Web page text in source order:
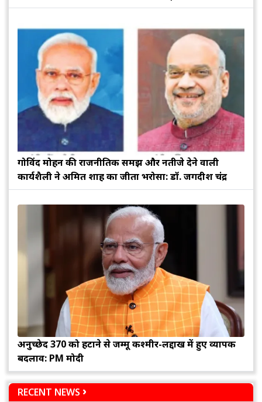
गोविंद मोहन की राजनीतिक समझ और नतीजे देने वाली
कार्यशैली ने अमित शाह का जीता भरोसा: डॉ. जगदीश चंद्र
अनुच्छेद 370 को हटाने से जम्मू कश्मीर-लद्दाख में हुए व्यापक
बदलाव: PM मोदी
RECENT NEWS